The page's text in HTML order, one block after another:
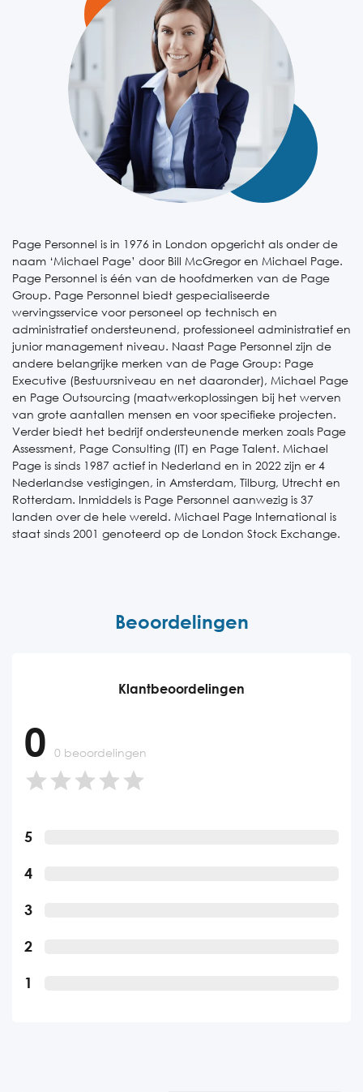
Page Personnel is in 1976 in London opgericht als onder de
naam ‘Michael Page’ door Bill McGregor en Michael Page.
Page Personnel is één van de hoofdmerken van de Page
Group. Page Personnel biedt gespecialiseerde
wervingsservice voor personeel op technisch en
administratief ondersteunend, professioneel administratief en
junior management niveau. Naast Page Personnel zijn de
andere belangrijke merken van de Page Group: Page
Executive (Bestuursniveau en net daaronder), Michael Page
en Page Outsourcing (maatwerkoplossingen bij het werven
van grote aantallen mensen en voor specifieke projecten.
Verder biedt het bedrijf ondersteunende merken zoals Page
Assessment, Page Consulting (IT) en Page Talent. Michael
Page is sinds 1987 actief in Nederland en in 2022 zijn er 4
Nederlandse vestigingen, in Amsterdam, Tilburg, Utrecht en
Rotterdam. Inmiddels is Page Personnel aanwezig is 37
landen over de hele wereld. Michael Page International is
staat sinds 2001 genoteerd op de London Stock Exchange.
Beoordelingen
Klantbeoordelingen
5
4
3
2
1
0 0 beoordelingen